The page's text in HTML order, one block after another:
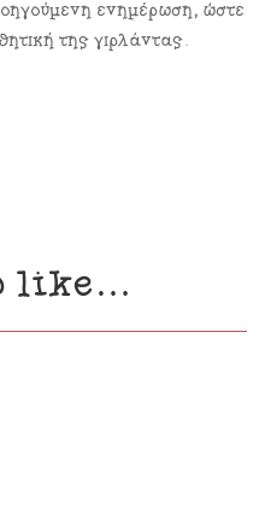
ενημέρωση, ώστε
της γιρλάντας.
like…